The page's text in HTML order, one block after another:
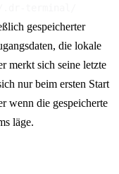
gespeicherter
die lokale
merkt sich seine letzte
nur beim ersten Start
wenn die gespeicherte
läge.